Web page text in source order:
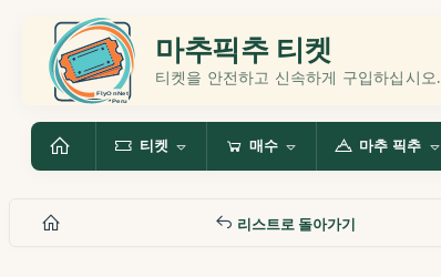
마추픽추 티켓
티켓을 안전하고 신속하게 구입하십시오.
티켓 매수 마추 픽추
리스트로 돌아가기